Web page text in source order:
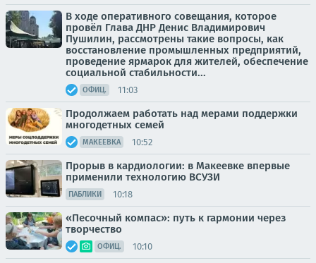
В ходе оперативного совещания, которое
провёл Глава ДНР Денис Владимирович
Пушилин, рассмотрены такие вопросы, как
восстановление промышленных предприятий,
проведение ярмарок для жителей, обеспечение
социальной стабильности...
ОФИЦ. 11:03
Продолжаем работать над мерами поддержки
многодетных семей
МАКЕЕВКА 10:52
Прорыв в кардиологии: в Макеевке впервые
применили технологию ВСУЗИ
ПАБЛИКИ 10:18
«Песочный компас»: путь к гармонии через
творчество
ОФИЦ. 10:10